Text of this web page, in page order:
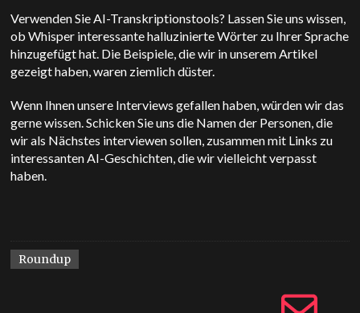
Verwenden Sie AI-Transkriptionstools? Lassen Sie uns wissen,
ob Whisper interessante halluzinierte Wörter zu Ihrer Sprache
hinzugefügt hat. Die Beispiele, die wir in unserem Artikel
gezeigt haben, waren ziemlich düster.
Wenn Ihnen unsere Interviews gefallen haben, würden wir das
gerne wissen. Schicken Sie uns die Namen der Personen, die
wir als Nächstes interviewen sollen, zusammen mit Links zu
interessanten AI-Geschichten, die wir vielleicht verpasst
haben.
Roundup